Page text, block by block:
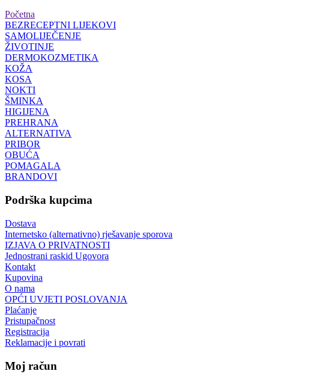
Početna
BEZRECEPTNI LIJEKOVI
SAMOLIJEČENJE
ŽIVOTINJE
DERMOKOZMETIKA
KOŽA
KOSA
NOKTI
ŠMINKA
HIGIJENA
PREHRANA
ALTERNATIVA
PRIBOR
OBUĆA
POMAGALA
BRANDOVI
Podrška kupcima
Dostava
Internetsko (alternativno) rješavanje sporova
IZJAVA O PRIVATNOSTI
Jednostrani raskid Ugovora
Kontakt
Kupovina
O nama
OPĆI UVJETI POSLOVANJA
Plaćanje
Pristupačnost
Registracija
Reklamacije i povrati
Moj račun